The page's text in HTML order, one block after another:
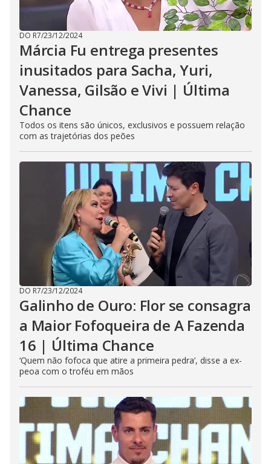
DO R7/23/12/2024
Márcia Fu entrega presentes
inusitados para Sacha, Yuri,
Vanessa, Gilsão e Vivi | Última
Chance
Todos os itens são únicos, exclusivos e possuem relação
com as trajetórias dos peões
DO R7/23/12/2024
Galinho de Ouro: Flor se consagra
a Maior Fofoqueira de A Fazenda
16 | Última Chance
‘Quem não fofoca que atire a primeira pedra’, disse a ex-
peoa com o troféu em mãos